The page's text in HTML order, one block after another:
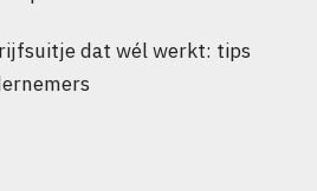
dat wél werkt: tips